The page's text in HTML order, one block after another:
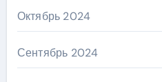
Октябрь 2024
Сентябрь 2024